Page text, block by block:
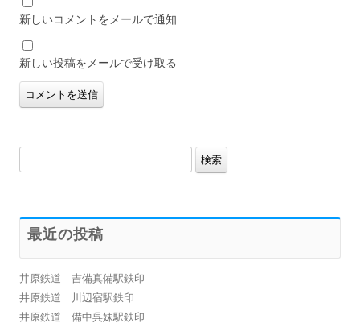
新しいコメントをメールで通知
新しい投稿をメールで受け取る
索:
最近の投稿
井原鉄道 吉備真備駅鉄印
井原鉄道 川辺宿駅鉄印
井原鉄道 備中呉妹駅鉄印